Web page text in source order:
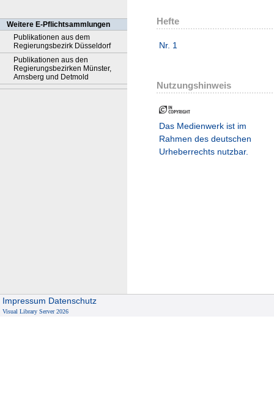
Weitere E-Pflichtsammlungen
Publikationen aus dem
Regierungsbezirk Düsseldorf
Publikationen aus den
Regierungsbezirken Münster,
Arnsberg und Detmold
Hefte
Nr. 1
Nutzungshinweis
Das Medienwerk ist im
Rahmen des deutschen
Urheberrechts nutzbar.
Impressum Datenschutz
Visual Library Server 2026